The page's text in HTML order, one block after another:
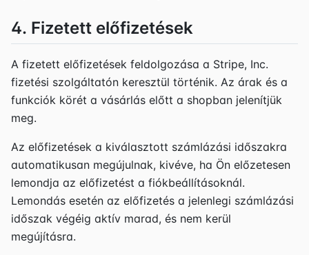
4. Fizetett előfizetések
A fizetett előfizetések feldolgozása a Stripe, Inc.
fizetési szolgáltatón keresztül történik. Az árak és a
funkciók körét a vásárlás előtt a shopban jelenítjük
meg.
Az előfizetések a kiválasztott számlázási időszakra
automatikusan megújulnak, kivéve, ha Ön előzetesen
lemondja az előfizetést a fiókbeállításoknál.
Lemondás esetén az előfizetés a jelenlegi számlázási
időszak végéig aktív marad, és nem kerül
megújításra.